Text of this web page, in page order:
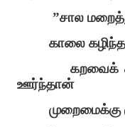
”சால
காலை
கறவைக்
ஊர்ந்தான்
முறைமைக்கு